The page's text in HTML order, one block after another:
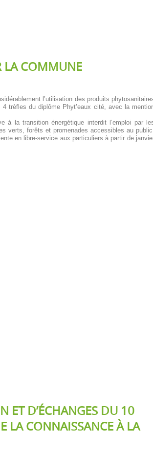
LA COMMUNE
l’utilisation des produits
trèfles du diplôme Phyt’eaux cité, avec la
à la transition énergétique interdit l’emploi par
verts, forêts et promenades accessibles au
en libre-service aux particuliers à partir de
ET D’ÉCHANGES DU 10
LA CONNAISSANCE À LA